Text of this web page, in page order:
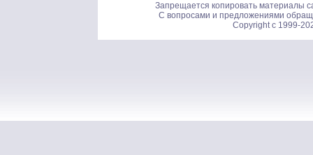
Запрещается копировать материалы
С вопросами и предложениями
Copyright c 1999-